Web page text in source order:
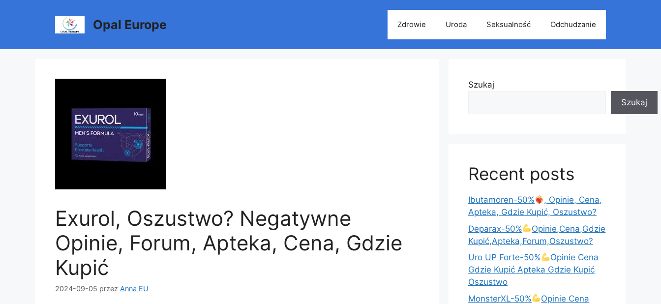
Opal Europe Zdrowie Uroda Seksualność Odchudzanie
Exurol, Oszustwo? Negatywne
Opinie, Forum, Apteka, Cena, Gdzie
Kupić
2024-09-05 przez Anna EU
Szukaj
Szukaj
Recent posts
Ibutamoren-50%
, Opinie, Cena,
Apteka, Gdzie Kupić, Oszustwo?
Deparax-50%
Opinie,Cena,Gdzie
Kupić,Apteka,Forum,Oszustwo?
Uro UP Forte-50%
Opinie Cena
Gdzie Kupić Apteka Gdzie Kupić
Oszustwo
MonsterXL-50%
Opinie Cena